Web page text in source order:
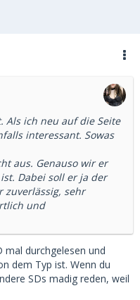
Als ich neu auf die Seite
interessant. Sowas
aus. Genauso wir er
Dabei soll er ja der
zuverlässig, sehr
und
mal durchgelesen und
dem Typ ist. Wenn du
SDs madig reden, weil